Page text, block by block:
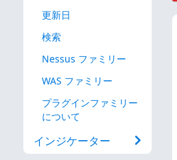
更新日
検索
Nessus ファミリー
WAS ファミリー
プラグインファミリー
について
インジケーター